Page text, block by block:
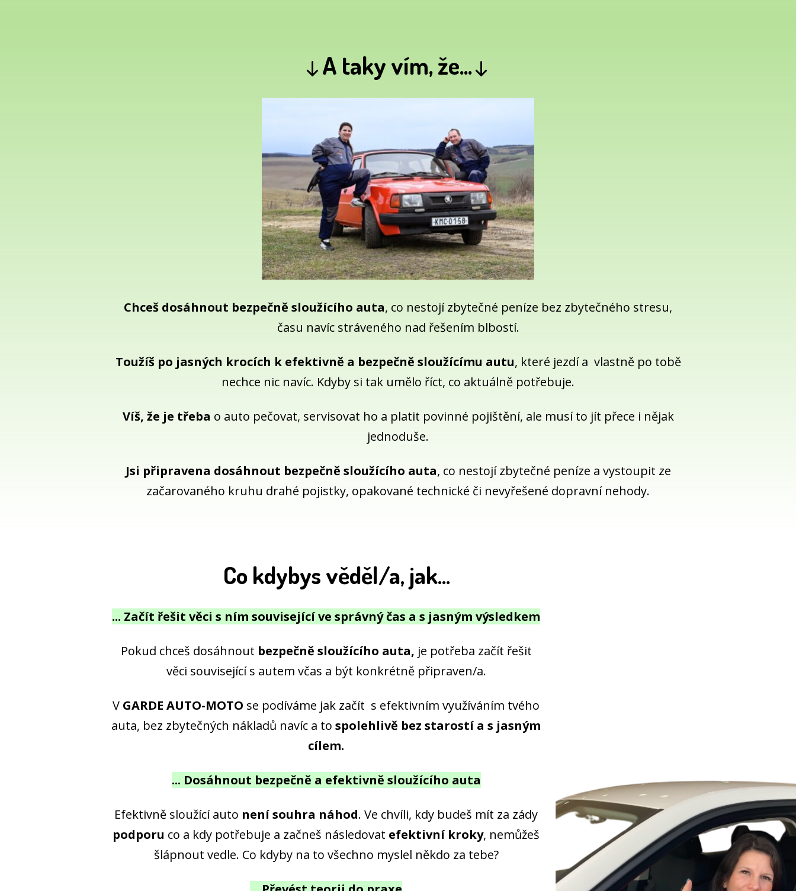
↓A taky vím, že...↓
Chceš dosáhnout bezpečně sloužícího auta, co nestojí zbytečné peníze bez zbytečného stresu,
času navíc stráveného nad řešením blbostí.
Toužíš po jasných krocích k efektivně a bezpečně sloužícímu autu, které jezdí a vlastně po tobě
nechce nic navíc. Kdyby si tak umělo říct, co aktuálně potřebuje.
Víš, že je třeba o auto pečovat, servisovat ho a platit povinné pojištění, ale musí to jít přece i nějak
jednoduše.
Jsi připravena dosáhnout bezpečně sloužícího auta, co nestojí zbytečné peníze a vystoupit ze
začarovaného kruhu drahé pojistky, opakované technické či nevyřešené dopravní nehody.
Co kdybys věděl/a, jak...
... Začít řešit věci s ním související ve správný čas a s jasným výsledkem
Pokud chceš dosáhnout bezpečně sloužícího auta, je potřeba začít řešit
věci související s autem včas a být konkrétně připraven/a.
V GARDE AUTO-MOTO se podíváme jak začít s efektivním využíváním tvého
auta, bez zbytečných nákladů navíc a to spolehlivě bez starostí a s jasným
cílem.
... Dosáhnout bezpečně a efektivně sloužícího auta
Efektivně sloužící auto není souhra náhod. Ve chvíli, kdy budeš mít za zády
podporu co a kdy potřebuje a začneš následovat efektivní kroky, nemůžeš
šlápnout vedle. Co kdyby na to všechno myslel někdo za tebe?